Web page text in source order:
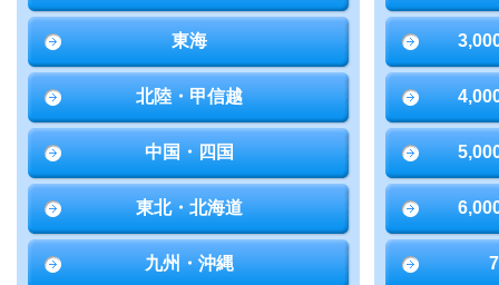
東海
北陸・甲信越
中国・四国
東北・北海道
九州・沖縄